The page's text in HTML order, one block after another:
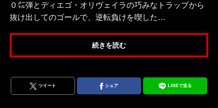
０㍍弾とディエゴ・オリヴェイラの巧みなトラップから
抜け出してのゴールで、逆転負けを喫した…
続きを読む
ツイート シェア LINEで送る